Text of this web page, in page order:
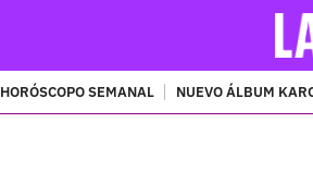
HORÓSCOPO SEMANAL NUEVO ÁLBUM